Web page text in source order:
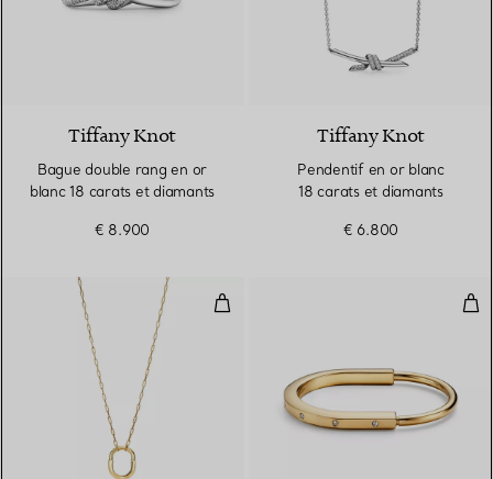
3 Matériaux
Tiffany Knot
Bague double rang en or
blanc 18 carats et diamants
€ 8.900
Tiffany Knot
Pendentif en or blanc
18 carats et diamants
€ 6.800
Pendentif en or jaune 18 carats.